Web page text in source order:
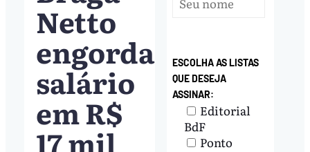
Netto
engorda
salário
em R$
17 mil
ESCOLHA AS LISTAS
QUE DESEJA
ASSINAR:
Editorial
BdF
Ponto